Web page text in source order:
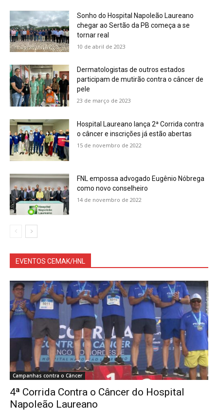
Sonho do Hospital Napoleão Laureano
chegar ao Sertão da PB começa a se
tornar real
10 de abril de 2023
Dermatologistas de outros estados
participam de mutirão contra o câncer de
pele
23 de março de 2023
Hospital Laureano lança 2ª Corrida contra
o câncer e inscrições já estão abertas
15 de novembro de 2022
FNL empossa advogado Eugênio Nóbrega
como novo conselheiro
14 de novembro de 2022
EVENTOS CEMAK/HNL
Campanhas contra o Câncer
4ª Corrida Contra o Câncer do Hospital
Napoleão Laureano